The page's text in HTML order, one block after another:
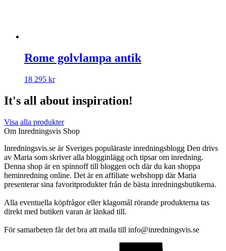
Rome golvlampa antik
18 295 kr
It's all about inspiration!
Visa alla produkter
Om Inredningsvis Shop
Inredningsvis.se är Sveriges populäraste inredningsblogg Den drivs
av Maria som skriver alla blogginlägg och tipsar om inredning.
Denna shop är en spinnoff till bloggen och där du kan shoppa
heminredning online. Det är en affiliate webshopp där Maria
presenterar sina favoritprodukter från de bästa inredningsbutikerna.
Alla eventuella köpfrågor eller klagomål rörande produkterna tas
direkt med butiken varan är länkad till.
För samarbeten får det bra att maila till info@inredningsvis.se